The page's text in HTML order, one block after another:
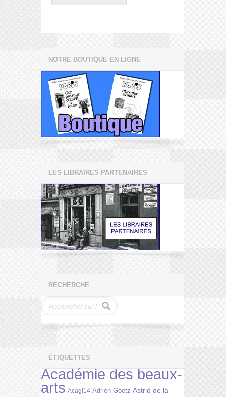
NOTRE BOUTIQUE EN LIGNE
LES LIBRAIRES PARTENAIRES
RECHERCHE
ÉTIQUETTES
Académie des beaux-
arts Acagl14 Adrien Goetz Astrid de la